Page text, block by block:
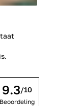
9.3/10
Beoordeling